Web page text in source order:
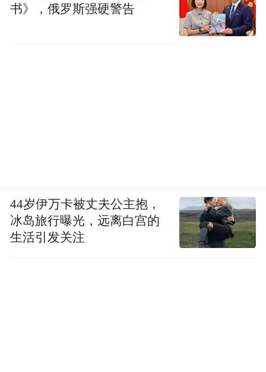
书》，俄罗斯强硬警告
44岁伊万卡被丈夫公主抱，
冰岛旅行曝光，远离白宫的
生活引发关注